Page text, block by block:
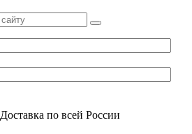
Доставка по всей России